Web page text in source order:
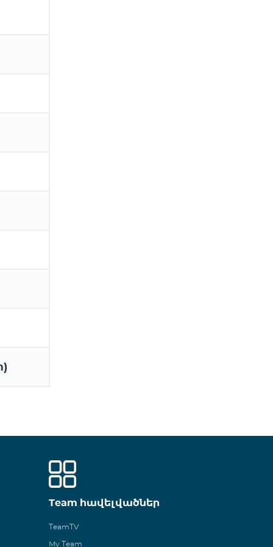
Team հավելվածներ
TeamTV
My Team